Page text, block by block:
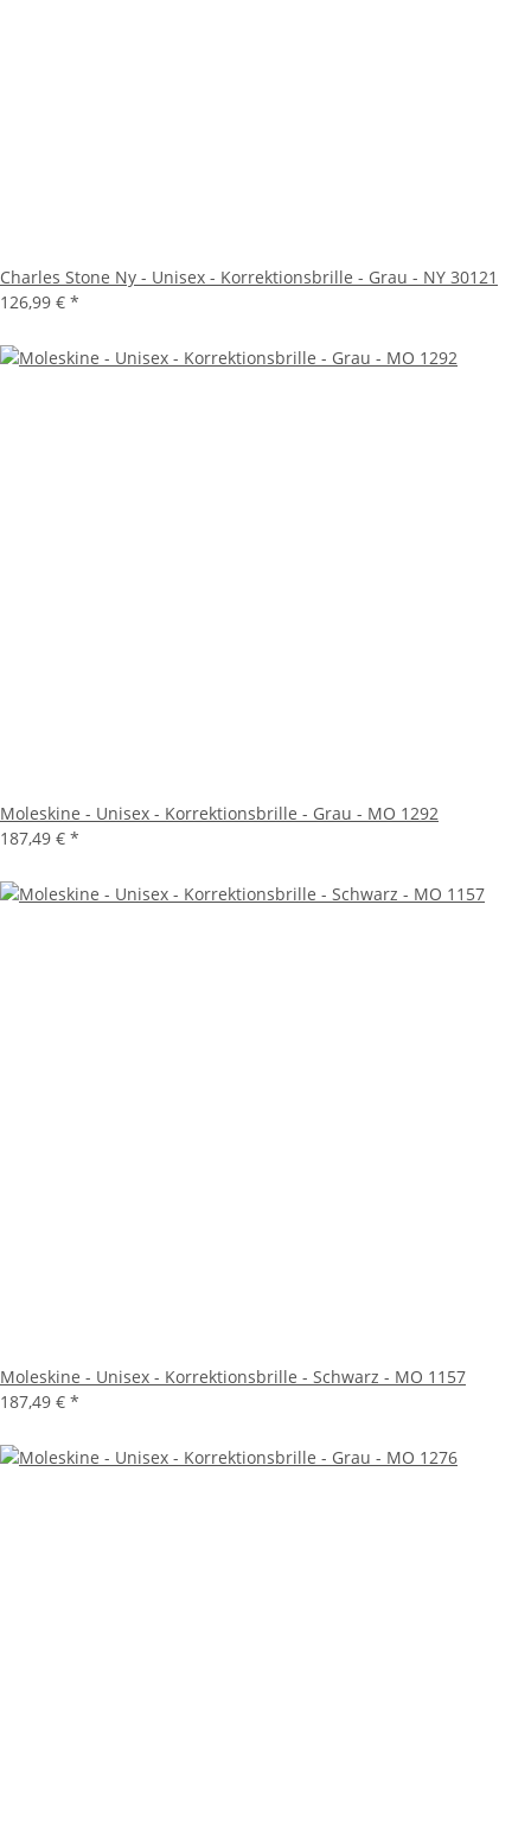
Charles Stone Ny - Unisex - Korrektionsbrille - Grau - NY 30121
126,99 € *
Moleskine - Unisex - Korrektionsbrille - Grau - MO 1292
187,49 € *
Moleskine - Unisex - Korrektionsbrille - Schwarz - MO 1157
187,49 € *